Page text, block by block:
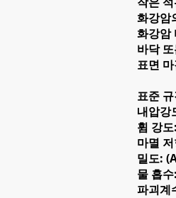
화강암
화강암
바닥
표면
표준
내압강
휨 강
마멸
밀도:
물 흡
파괴계